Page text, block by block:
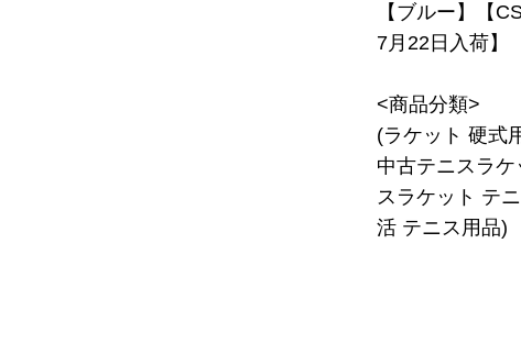
【ブルー】【
7月22日入荷】
<商品分類>
(ラケット 硬式
中古テニスラ
スラケット テ
活 テニス用品)